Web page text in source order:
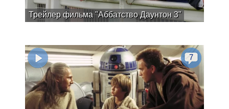
Трейлер фильма "Аббатство Даунтон 3"
7